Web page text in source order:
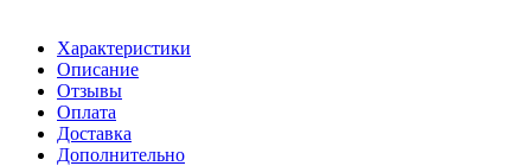
Характеристики
Описание
Отзывы
Оплата
Доставка
Дополнительно